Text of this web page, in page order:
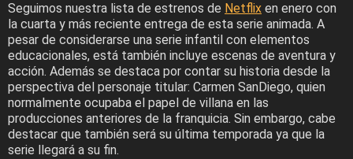
Seguimos nuestra lista de estrenos de Netflix en enero con
la cuarta y más reciente entrega de esta serie animada. A
pesar de considerarse una serie infantil con elementos
educacionales, está también incluye escenas de aventura y
acción. Además se destaca por contar su historia desde la
perspectiva del personaje titular: Carmen SanDiego, quien
normalmente ocupaba el papel de villana en las
producciones anteriores de la franquicia. Sin embargo, cabe
destacar que también será su última temporada ya que la
serie llegará a su fin.